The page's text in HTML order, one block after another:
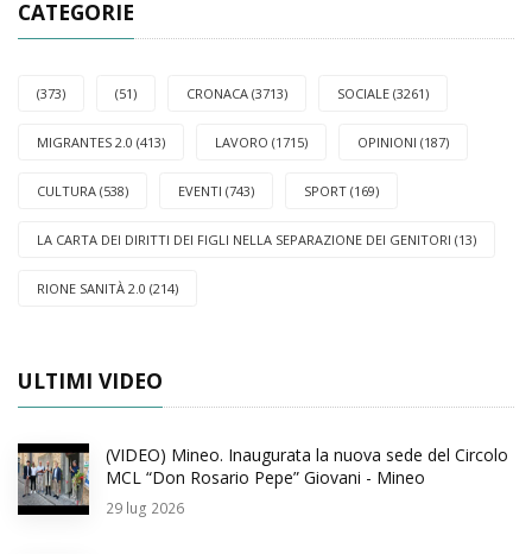
CATEGORIE
(373) (51) CRONACA (3713) SOCIALE (3261)
MIGRANTES 2.0 (413) LAVORO (1715) OPINIONI (187)
CULTURA (538) EVENTI (743) SPORT (169)
LA CARTA DEI DIRITTI DEI FIGLI NELLA SEPARAZIONE DEI GENITORI (13)
RIONE SANITÀ 2.0 (214)
ULTIMI VIDEO
(VIDEO) Mineo. Inaugurata la nuova sede del Circolo
MCL “Don Rosario Pepe” Giovani - Mineo
29 lug 2026